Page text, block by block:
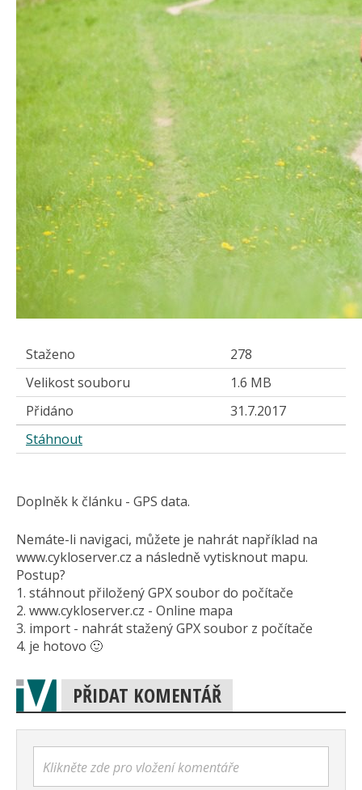
Staženo
278
Velikost souboru
1.6 MB
Přidáno
31.7.2017
Stáhnout
Doplněk k článku - GPS data.
Nemáte-li navigaci, můžete je nahrát například na
www.cykloserver.cz a následně vytisknout mapu.
Postup?
1. stáhnout přiložený GPX soubor do počítače
2. www.cykloserver.cz - Online mapa
3. import - nahrát stažený GPX soubor z počítače
4. je hotovo 🙂
PŘIDAT KOMENTÁŘ
Klikněte zde pro vložení komentáře